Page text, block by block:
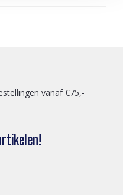
vanaf €75,-